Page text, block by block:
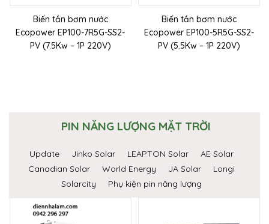
Biến tần bơm nước
Ecopower EP100-7R5G-SS2-
PV (7.5Kw – 1P 220V)
Biến tần bơm nước
Ecopower EP100-5R5G-SS2-
PV (5.5Kw – 1P 220V)
PIN NĂNG LƯỢNG MẶT TRỜI
Update Jinko Solar LEAPTON Solar
AE Solar
Canadian Solar
World Energy JA Solar
Longi
Solarcity
Phụ kiện pin năng lượng